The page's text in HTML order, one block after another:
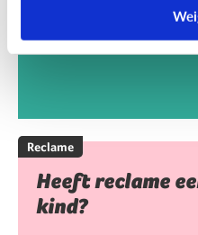
Reclame
Heeft reclame
kind?